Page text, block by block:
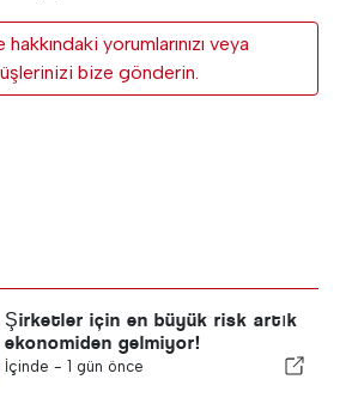
hakkındaki yorumlarınızı veya
bize gönderin.
Şirketler için en büyük risk artık
ekonomiden gelmiyor!
İçinde - 1 gün önce